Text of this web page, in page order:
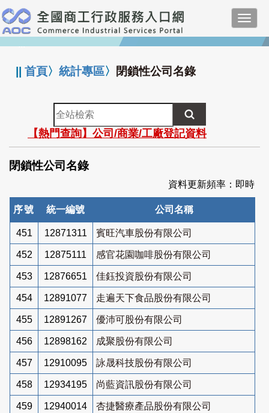
跳
到
主
要
:::
||首頁〉統計專區〉 閉鎖性公司名錄
全
站
檢
索
【熱門查詢】公司/商業/工廠登記資料
閉鎖性公司名錄
資料更新頻率：即時
序號 統一編號 公司名稱
451 12871311 賓旺汽車股份有限公司
452 12875111 感官花園咖啡股份有限公司
453 12876651 佳鈺投資股份有限公司
454 12891077 走遍天下食品股份有限公司
455 12891267 優沛可股份有限公司
456 12898162 成聚股份有限公司
457 12910095 詠晟科技股份有限公司
458 12934195 尚藍資訊股份有限公司
459 12940014 杏捷醫療產品股份有限公司